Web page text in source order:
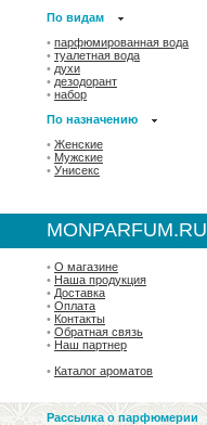
По видам
• парфюмированная вода
• туалетная вода
• духи
• дезодорант
• набор
По назначению
• Женские
• Мужские
• Унисекс
MONPARFUM.RU
• О магазине
• Наша продукция
• Доставка
• Оплата
• Контакты
• Обратная связь
• Наш партнер
• Каталог ароматов
Рассылка о парфюмерии